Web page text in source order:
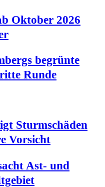
Okto­ber 2026
begrün­te
Runde
Sturm­schä­den
Vorsicht
Ast- und